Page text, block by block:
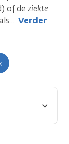
of de ziekte
… Verder